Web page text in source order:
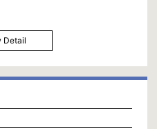
う事や大阪市でのサービスのあり方
う人達がいる事は仕方がない。
ずにいていいのだろうか？システム
債産業大阪府・市が大きく変われる
十年に一人の逸材が自分の魂と情熱
としてもそれも市民が選んだ結果。
な事を言ったりするのは得意な人が
Detail